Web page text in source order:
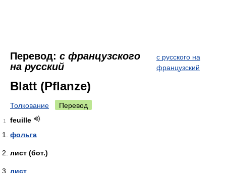
Перевод: с французского
на русский
с русского на
французский
Blatt (Pflanze)
Толкование Перевод
1
feuille
фольга
лист (бот.)
лист